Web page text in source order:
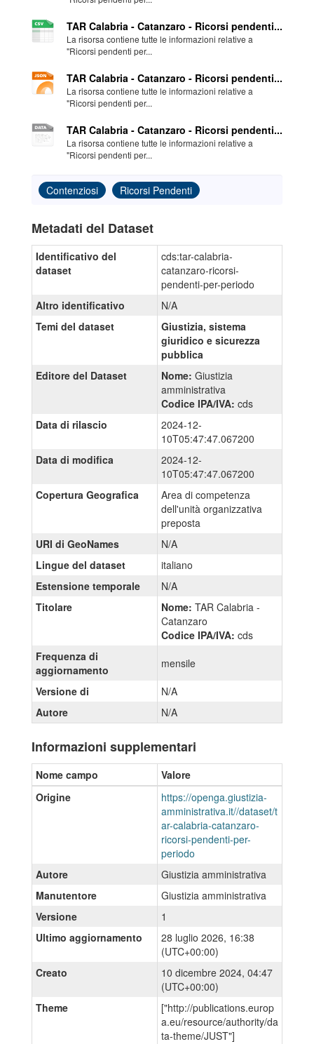
TAR Calabria - Catanzaro - Ricorsi pendenti...
La risorsa contiene tutte le informazioni relative a
"Ricorsi pendenti per...
TAR Calabria - Catanzaro - Ricorsi pendenti...
La risorsa contiene tutte le informazioni relative a
"Ricorsi pendenti per...
TAR Calabria - Catanzaro - Ricorsi pendenti...
La risorsa contiene tutte le informazioni relative a
"Ricorsi pendenti per...
Contenziosi Ricorsi Pendenti
Metadati del Dataset
Identificativo del
dataset
cds:tar-calabria-
catanzaro-ricorsi-
pendenti-per-periodo
Altro identificativo
N/A
Temi del dataset
Giustizia, sistema
giuridico e sicurezza
pubblica
Editore del Dataset
Nome: Giustizia
amministrativa
Codice IPA/IVA: cds
Data di rilascio
2024-12-
10T05:47:47.067200
Data di modifica
2024-12-
10T05:47:47.067200
Copertura Geografica
Area di competenza
dell'unità organizzativa
preposta
URI di GeoNames
N/A
Lingue del dataset
italiano
Estensione temporale
N/A
Titolare
Nome: TAR Calabria -
Catanzaro
Codice IPA/IVA: cds
Frequenza di
aggiornamento
mensile
Versione di
N/A
Autore
N/A
Informazioni supplementari
Nome campo
Valore
Origine
https://openga.giustizia-
amministrativa.it//dataset/t
ar-calabria-catanzaro-
ricorsi-pendenti-per-
periodo
Autore
Giustizia amministrativa
Manutentore
Giustizia amministrativa
Versione
1
Ultimo aggiornamento
28 luglio 2026, 16:38
(UTC+00:00)
Creato
10 dicembre 2024, 04:47
(UTC+00:00)
Theme
["http://publications.europ
a.eu/resource/authority/da
ta-theme/JUST"]